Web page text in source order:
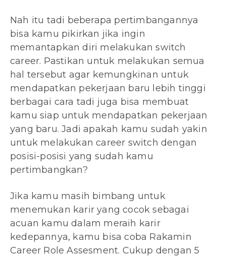
Nah itu tadi beberapa pertimbangannya
bisa kamu pikirkan jika ingin
memantapkan diri melakukan switch
career. Pastikan untuk melakukan semua
hal tersebut agar kemungkinan untuk
mendapatkan pekerjaan baru lebih tinggi
berbagai cara tadi juga bisa membuat
kamu siap untuk mendapatkan pekerjaan
yang baru. Jadi apakah kamu sudah yakin
untuk melakukan career switch dengan
posisi-posisi yang sudah kamu
pertimbangkan?
Jika kamu masih bimbang untuk
menemukan karir yang cocok sebagai
acuan kamu dalam meraih karir
kedepannya, kamu bisa coba Rakamin
Career Role Assesment. Cukup dengan 5